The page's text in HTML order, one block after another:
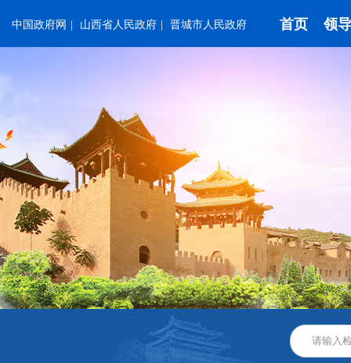
中国政府网 山西省人民政府 晋城市人民政府 首页 领